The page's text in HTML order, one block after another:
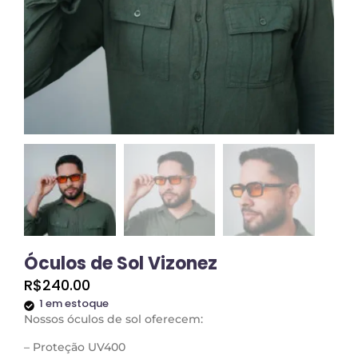
Óculos de Sol Vizonez
R$240.00
1 em estoque
Nossos óculos de sol oferecem:
– Proteção UV400